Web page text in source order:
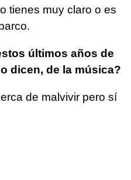
tienes muy claro o es
últimos años de
dicen, de la música?
de malvivir pero sí